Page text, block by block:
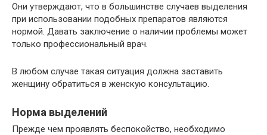
Они утверждают, что в большинстве случаев выделения
при использовании подобных препаратов являются
нормой. Давать заключение о наличии проблемы может
только профессиональный врач.
В любом случае такая ситуация должна заставить
женщину обратиться в женскую консультацию.
Норма выделений
Прежде чем проявлять беспокойство, необходимо